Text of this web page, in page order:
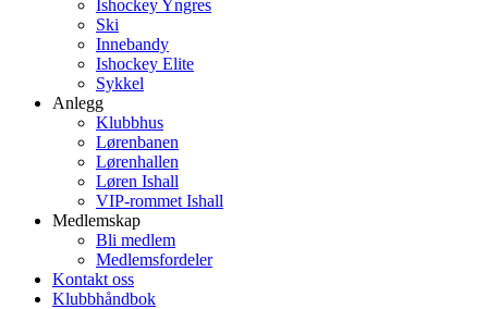
Ishockey Yngres
Ski
Innebandy
Ishockey Elite
Sykkel
Anlegg
Klubbhus
Lørenbanen
Lørenhallen
Løren Ishall
VIP-rommet Ishall
Medlemskap
Bli medlem
Medlemsfordeler
Kontakt oss
Klubbhåndbok